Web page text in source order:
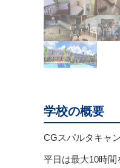
学校の概要
CGスパルタキャ
平日は最大10時間